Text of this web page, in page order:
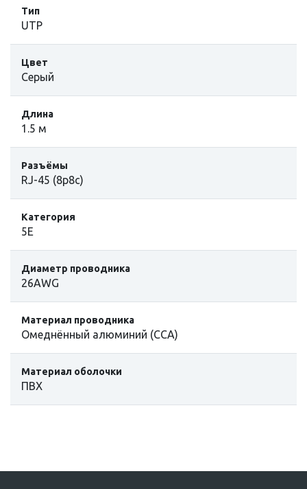
Тип
UTP
Цвет
Серый
Длина
1.5 м
Разъёмы
RJ-45 (8p8c)
Категория
5E
Диаметр проводника
26AWG
Материал проводника
Омеднённый алюминий (CCA)
Материал оболочки
ПВХ